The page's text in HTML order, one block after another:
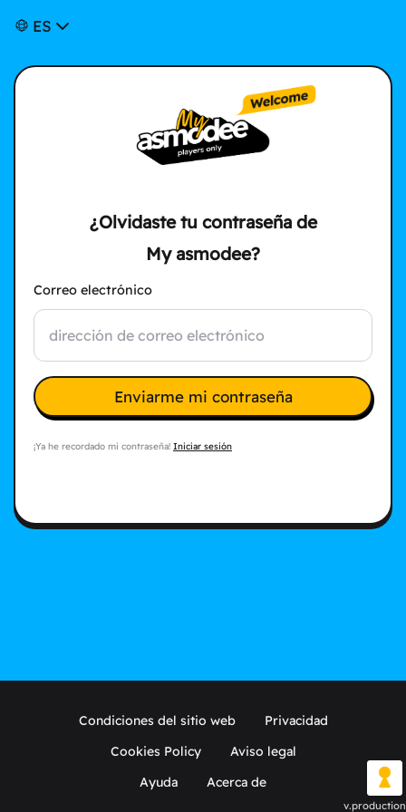
ES
¿Olvidaste tu contraseña de
My asmodee?
Correo electrónico
Enviarme mi contraseña
¡Ya he recordado mi contraseña! Iniciar sesión
Condiciones del sitio web
Privacidad
Cookies Policy
Aviso legal
Ayuda
Acerca de
v.production